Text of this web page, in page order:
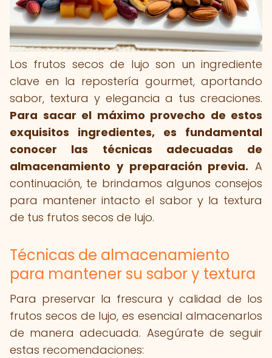
Los frutos secos de lujo son un ingrediente
clave en la repostería gourmet, aportando
sabor, textura y elegancia a tus creaciones.
Para sacar el máximo provecho de estos
exquisitos ingredientes, es fundamental
conocer las técnicas adecuadas de
almacenamiento y preparación previa. A
continuación, te brindamos algunos consejos
para mantener intacto el sabor y la textura
de tus frutos secos de lujo.
Técnicas de almacenamiento
para mantener su sabor y textura
Para preservar la frescura y calidad de los
frutos secos de lujo, es esencial almacenarlos
de manera adecuada. Asegúrate de seguir
estas recomendaciones: